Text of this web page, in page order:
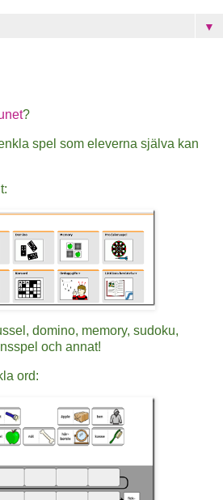
▼
?
spel som eleverna själva kan
domino, memory, sudoku,
och annat!
ord: